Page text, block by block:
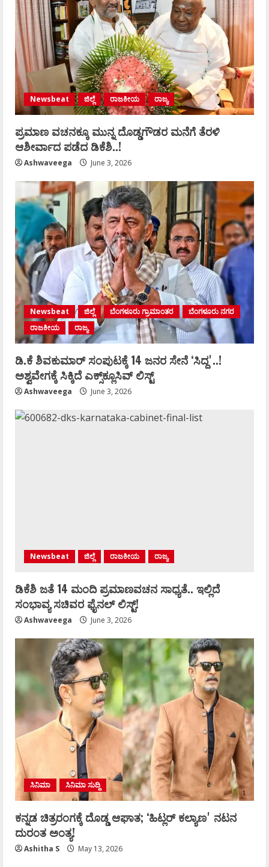
Newsbeat ಜಿಲ್ಲೆ ರಾಜಕೀಯ ರಾಜ್ಯ
ಪ್ರಮಾಣ ವಚನಕ್ಕೂ ಮುನ್ನ ದೊಡ್ಡಗೌಡರ ಮನೆಗೆ ತೆರಳಿ
ಆಶೀರ್ವಾದ ಪಡೆದ ಡಿಕೆಶಿ..!
Ashwaveega June 3, 2026
Newsbeat ಜಿಲ್ಲೆ ಬೆಂಗಳೂರು ಗ್ರಾಮಾಂತರ
ಬೆಂಗಳೂರು ನಗರ
ರಾಜಕೀಯ
ರಾಜ್ಯ
ಡಿ.ಕೆ ಶಿವಕುಮಾರ್‌ ಸಂಪುಟಕ್ಕೆ 14 ಜನರ ಸೇನೆ ʻಸಿದ್ದʼ..!
ಅಶ್ವವೇಗಕ್ಕೆ ಸಿಕ್ಕಿದೆ ಎಕ್ಸ್‌ಕ್ಲೂಸಿವ್‌ ಲಿಸ್ಟ್‌
Ashwaveega June 3, 2026
Newsbeat ಜಿಲ್ಲೆ ರಾಜಕೀಯ ರಾಜ್ಯ
ಡಿಕೆಶಿ ಜತೆ 14 ಮಂದಿ ಪ್ರಮಾಣವಚನ ಸಾಧ್ಯತೆ.. ಇಲ್ಲಿದೆ
ಸಂಭಾವ್ಯ ಸಚಿವರ ಫೈನಲ್ ಲಿಸ್ಟ್‌!
Ashwaveega June 3, 2026
ಸಿನಿಮಾ ಸಿನಿಮಾ ಸುದ್ದಿ
ಕನ್ನಡ ಚಿತ್ರರಂಗಕ್ಕೆ ದೊಡ್ಡ ಆಘಾತ; ʻಹಿಟ್ಲರ್ ಕಲ್ಯಾಣʼ ನಟನ
ದುರಂತ ಅಂತ್ಯ!
Ashitha S May 13, 2026